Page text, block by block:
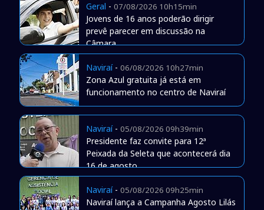
Geral - 07/08/2026 10h15min
Jovens de 16 anos poderão dirigir
prevê parecer em discussão na
Câmara
Naviraí- 06/08/2026 10h27min
Zona Azul gratuita já está em
funcionamento no centro de Naviraí
Naviraí- 05/08/2026 09h39min
Presidente faz convite para 12ª
Peixada da Seleta que acontecerá dia
16 de agosto
Naviraí- 05/08/2026 09h25min
Naviraí lança a Campanha Agosto Lilás